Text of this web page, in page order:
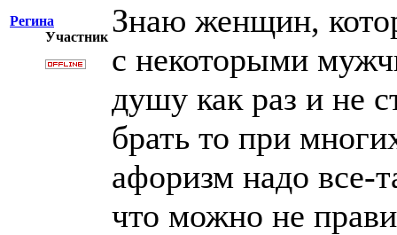
Регина
Участник Знаю женщин,
с некоторыми
душу как раз и не
брать то при
афоризм надо все-
что можно не